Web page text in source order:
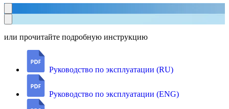
или прочитайте подробную инструкцию
Руководство по эксплуатации (RU)
Руководство по эксплуатации (ENG)